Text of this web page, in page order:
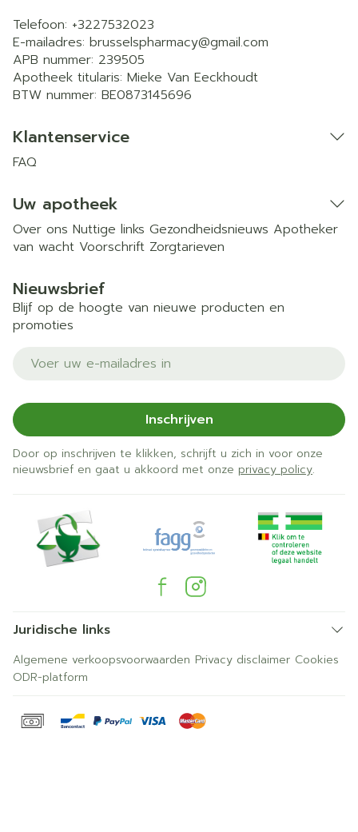
Telefoon: +3227532023
E-mailadres: brusselspharmacy@gmail.com
APB nummer: 239505
Apotheek titularis: Mieke Van Eeckhoudt
BTW nummer: BE0873145696
Klantenservice
FAQ
Uw apotheek
Over ons Nuttige links Gezondheidsnieuws Apotheker
van wacht Voorschrift Zorgtarieven
Nieuwsbrief
Blijf op de hoogte van nieuwe producten en
promoties
E-mail adres
Inschrijven
Door op inschrijven te klikken, schrijft u zich in voor onze
nieuwsbrief en gaat u akkoord met onze privacy policy.
Juridische links
Algemene verkoopsvoorwaarden Privacy disclaimer Cookies
ODR-platform